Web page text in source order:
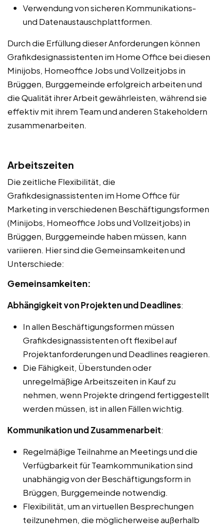
Verwendung von sicheren Kommunikations-
und Datenaustauschplattformen.
Durch die Erfüllung dieser Anforderungen können
Grafikdesignassistenten im Home Office bei diesen
Minijobs, Homeoffice Jobs und Vollzeitjobs in
Brüggen, Burggemeinde erfolgreich arbeiten und
die Qualität ihrer Arbeit gewährleisten, während sie
effektiv mit ihrem Team und anderen Stakeholdern
zusammenarbeiten.
Arbeitszeiten
Die zeitliche Flexibilität, die
Grafikdesignassistenten im Home Office für
Marketing in verschiedenen Beschäftigungsformen
(Minijobs, Homeoffice Jobs und Vollzeitjobs) in
Brüggen, Burggemeinde haben müssen, kann
variieren. Hier sind die Gemeinsamkeiten und
Unterschiede:
Gemeinsamkeiten:
Abhängigkeit von Projekten und Deadlines:
In allen Beschäftigungsformen müssen
Grafikdesignassistenten oft flexibel auf
Projektanforderungen und Deadlines reagieren.
Die Fähigkeit, Überstunden oder
unregelmäßige Arbeitszeiten in Kauf zu
nehmen, wenn Projekte dringend fertiggestellt
werden müssen, ist in allen Fällen wichtig.
Kommunikation und Zusammenarbeit:
Regelmäßige Teilnahme an Meetings und die
Verfügbarkeit für Teamkommunikation sind
unabhängig von der Beschäftigungsform in
Brüggen, Burggemeinde notwendig.
Flexibilität, um an virtuellen Besprechungen
teilzunehmen, die möglicherweise außerhalb